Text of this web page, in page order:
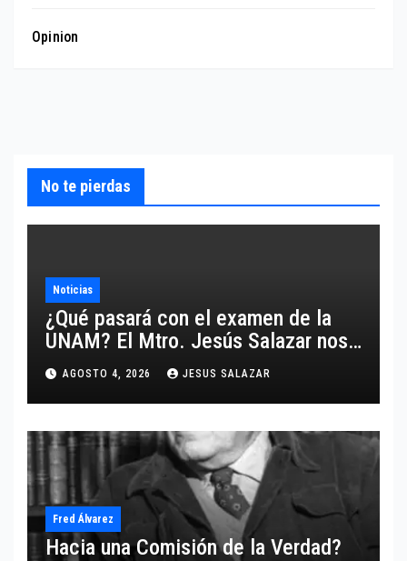
Opinion
No te pierdas
Noticias
¿Qué pasará con el examen de la
UNAM? El Mtro. Jesús Salazar nos
comparte un análisis certero y al
grano respecto a este tema.
AGOSTO 4, 2026 JESUS SALAZAR
Fred Álvarez
Hacia una Comisión de la Verdad?